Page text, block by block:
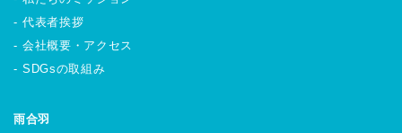
代表者挨拶
会社概要・アクセス
SDGsの取組み
雨合羽